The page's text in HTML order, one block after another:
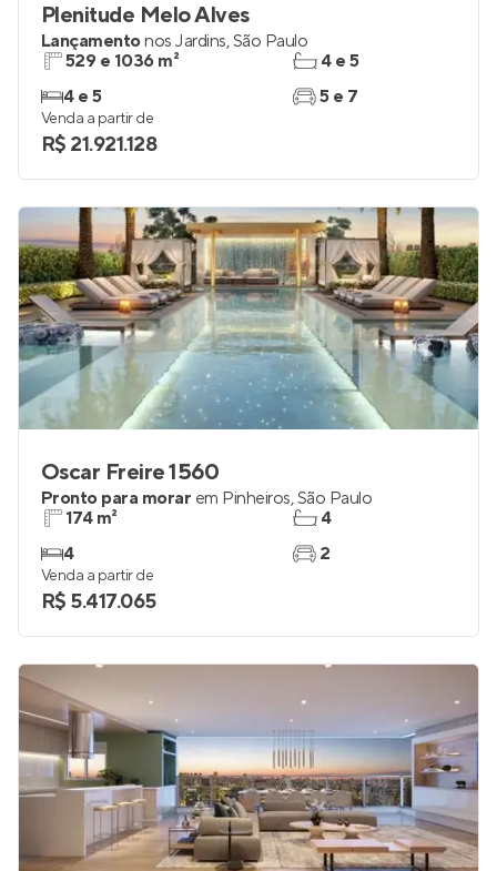
Plenitude Melo Alves
Lançamentonos Jardins,São Paulo
529 e 1036 m²
4 e 5
4 e 5
5 e 7
Venda a partir de
R$ 21.921.128
Oscar Freire 1560
Pronto para morar em Pinheiros,São Paulo
174 m²
4
4
2
Venda a partir de
R$ 5.417.065